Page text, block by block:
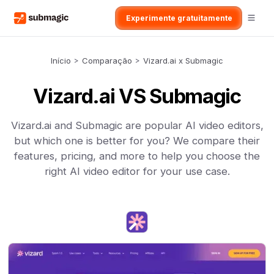
Experimente gratuitamente
Início > Comparação > Vizard.ai x Submagic
Vizard.ai VS Submagic
Vizard.ai and Submagic are popular AI video editors,
but which one is better for you? We compare their
features, pricing, and more to help you choose the
right AI video editor for your use case.